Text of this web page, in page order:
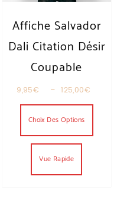
a plusieurs variations. Les
Affiche Salvador
Dali Citation Désir
Coupable
9,95€ – 125,00€
Choix Des Options
Ce
Vue Rapide